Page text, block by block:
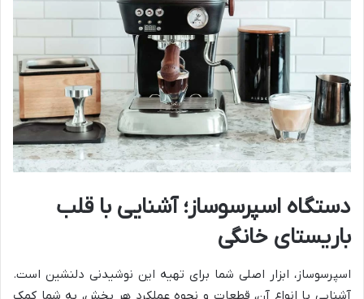
دستگاه اسپرسوساز؛ آشنایی با قلب
باریستای خانگی
اسپرسوساز، ابزار اصلی شما برای تهیه این نوشیدنی دلنشین است.
آشنایی با انواع آن، قطعات و نحوه عملکرد هر بخش، به شما کمک